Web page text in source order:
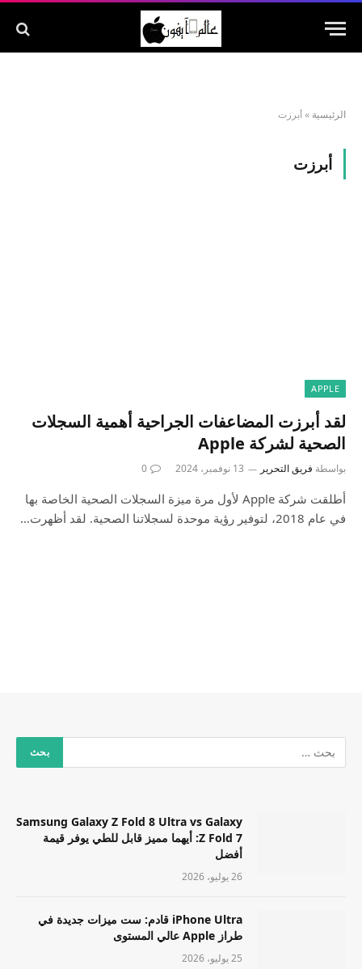
الرئيسية »أبرزت
أبرزت
APPLE
لقد أبرزت المضاعفات الجراحية أهمية السجلات
الصحية لشركة Apple
بواسطة فريق التحرير 13 نوفمبر، 2024 0
أطلقت شركة Apple لأول مرة ميزة السجلات الصحية الخاصة بها
في عام 2018، لتوفير رؤية موحدة لسجلاتنا الصحية. لقد أظهرت…
Samsung Galaxy Z Fold 8 Ultra vs Galaxy
Z Fold 7: أيهما مميز قابل للطي يوفر قيمة
أفضل
26 يوليو، 2026
iPhone Ultra قادم: ست ميزات جديدة في
طراز Apple عالي المستوى
25 يوليو، 2026